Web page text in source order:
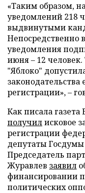
«Таким образом,
уведомлений 218
выдвинутыми
Непосредственно
уведомления
июня – 12
"Яблоко"
регистрации», –
Как писала
получилисковое
регистрации
депутаты Госдумы
Председатель
Журавлев заявил
финансировании
политических